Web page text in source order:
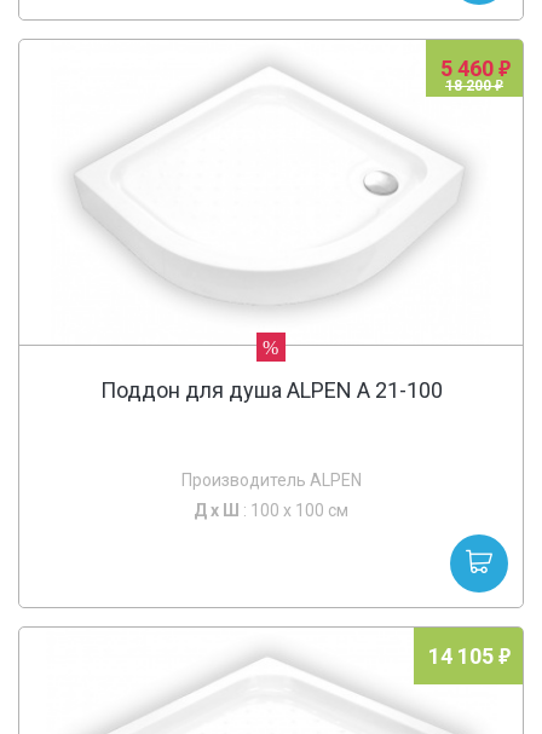
5 460
18 200
%
Поддон для душа ALPEN A 21-100
Производитель ALPEN
Д х Ш : 100 x 100 см
14 105